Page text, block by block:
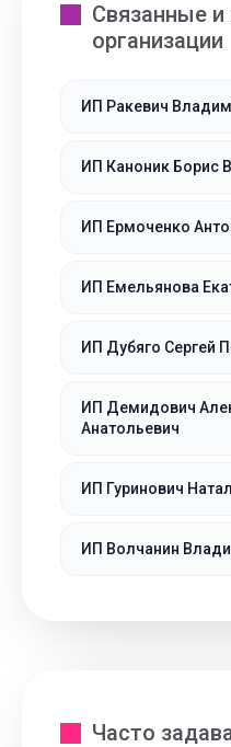
Связанные
организации
ИП Ракевич
ИП Каноник Борис
ИП Ермоченко
ИП Емельянова
ИП Дубяго Сергей
ИП Демидович
Анатольевич
ИП Гуринович
ИП Волчанин
Часто